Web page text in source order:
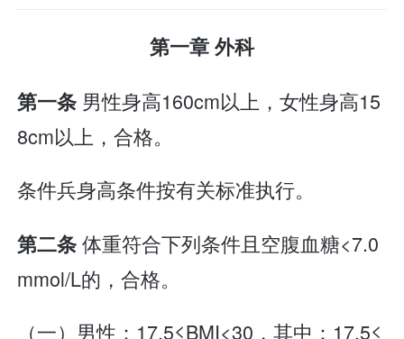
第一章 外科
第一条 男性身高160cm以上，女性身高15
8cm以上，合格。
条件兵身高条件按有关标准执行。
第二条体重符合下列条件且空腹血糖<7.0
mmol/L的，合格。
（一）男性：17.5≤BMI<30，其中：17.5≤